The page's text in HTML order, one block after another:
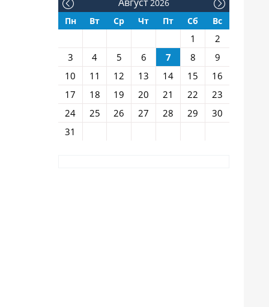
2026
Пн
Вт Ср Чт Пт Сб Вс
1
2
3
4 5 6 7 8
9
10
11 12 13 14 15
16
17
18 19 20 21 22
23
24
25 26 27 28 29
30
31